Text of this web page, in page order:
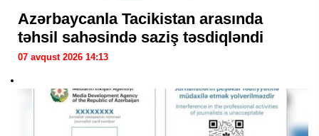
Azərbaycanla Tacikistan arasında
təhsil sahəsində saziş təsdiqləndi
07 avqust 2026 14:13